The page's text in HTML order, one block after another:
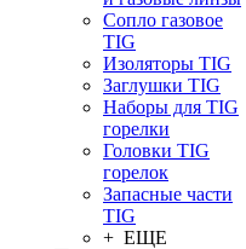
Сопло газовое
TIG
Изоляторы TIG
Заглушки TIG
Наборы для TIG
горелки
Головки TIG
горелок
Запасные части
TIG
+ ЕЩЕ